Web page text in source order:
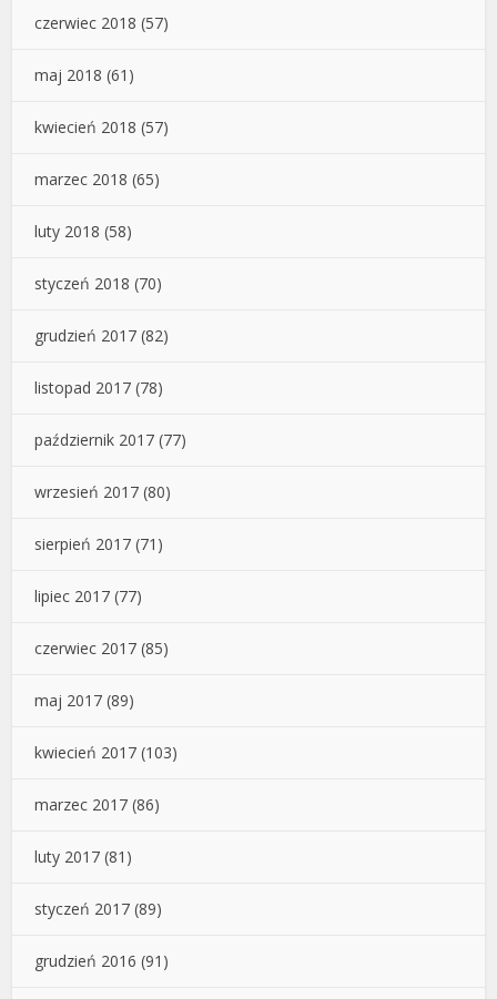
czerwiec 2018 (57)
maj 2018 (61)
kwiecień 2018 (57)
marzec 2018 (65)
luty 2018 (58)
styczeń 2018 (70)
grudzień 2017 (82)
listopad 2017 (78)
październik 2017 (77)
wrzesień 2017 (80)
sierpień 2017 (71)
lipiec 2017 (77)
czerwiec 2017 (85)
maj 2017 (89)
kwiecień 2017 (103)
marzec 2017 (86)
luty 2017 (81)
styczeń 2017 (89)
grudzień 2016 (91)